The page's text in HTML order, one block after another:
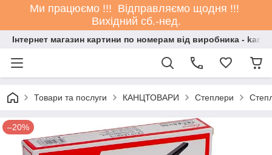
Ми працюємо !!! Відправляємо щодня !!!
Вихідний сб.-нед.
Інтернет магазин картини по номерам від виробника -
Товари та послуги КАНЦТОВАРИ Степлери
–20%